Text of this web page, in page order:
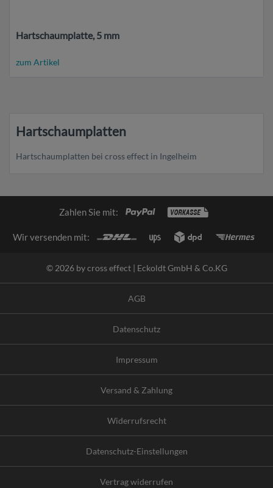
Hartschaumplatte, 5 mm
zum Artikel
Hartschaumplatten
Hartschaumplatten bei cross effect in Ingelheim
Zahlen Sie mit:
Wir versenden mit:
© 2026 by cross effect | Eckoldt GmbH & Co.KG
AGB
Datenschutz
Impressum
Versand & Zahlung
Widerrufsrecht
Datenschutz-Einstellungen
Vertrag widerrufen